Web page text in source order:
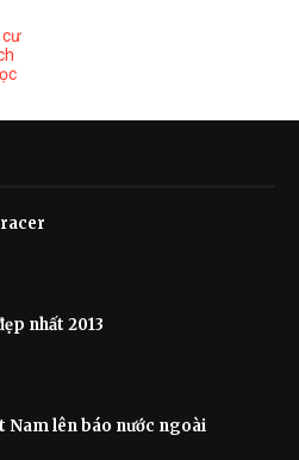
cư
nhất 2013
Nam lên báo nước ngoài